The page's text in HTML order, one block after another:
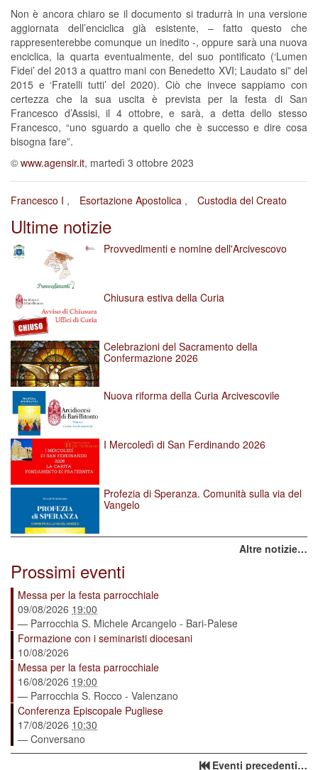
Non è ancora chiaro se il documento si tradurrà in una versione
aggiornata dell’enciclica già esistente, – fatto questo che
rappresenterebbe comunque un inedito -, oppure sarà una nuova
enciclica, la quarta eventualmente, del suo pontificato (‘Lumen
Fidei’ del 2013 a quattro mani con Benedetto XVI; Laudato si” del
2015 e ‘Fratelli tutti’ del 2020). Ciò che invece sappiamo con
certezza che la sua uscita è prevista per la festa di San
Francesco d’Assisi, il 4 ottobre, e sarà, a detta dello stesso
Francesco, “uno sguardo a quello che è successo e dire cosa
bisogna fare”.
© www.agensir.it, martedì 3 ottobre 2023
Francesco I Esortazione Apostolica Custodia del Creato
Ultime notizie
Provvedimenti e nomine dell'Arcivescovo
Chiusura estiva della Curia
Celebrazioni del Sacramento della
Confermazione 2026
Nuova riforma della Curia Arcivescovile
I Mercoledì di San Ferdinando 2026
Profezia di Speranza. Comunità sulla via del
Vangelo
Altre notizie…
Prossimi eventi
Messa per la festa parrocchiale
09/08/2026 19:00
— Parrocchia S. Michele Arcangelo - Bari-Palese
Formazione con i seminaristi diocesani
10/08/2026
Messa per la festa parrocchiale
16/08/2026 19:00
— Parrocchia S. Rocco - Valenzano
Conferenza Episcopale Pugliese
17/08/2026 10:30
— Conversano
Eventi precedenti…